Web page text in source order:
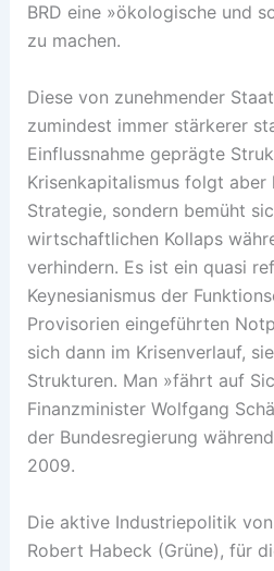
BRD eine »ökologische und
zu machen.
Diese von zunehmender
zumindest immer stärkerer
Einflussnahme geprägte
Krisenkapitalismus folgt aber
Strategie, sondern bemüht
wirtschaftlichen Kollaps
verhindern. Es ist ein quasi
Keynesianismus der
Provisorien eingeführten
sich dann im Krisenverlauf,
Strukturen. Man »fährt auf
Finanzminister Wolfgang
der Bundesregierung
2009.
Die aktive Industriepolitik
Robert Habeck (Grüne), für